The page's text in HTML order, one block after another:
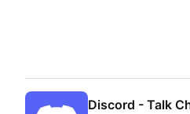
Discord - Talk